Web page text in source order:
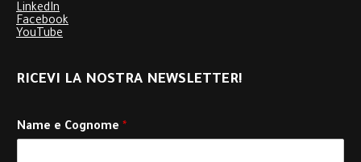
LinkedIn
Facebook
YouTube
RICEVI LA NOSTRA NEWSLETTER!
Name e Cognome *